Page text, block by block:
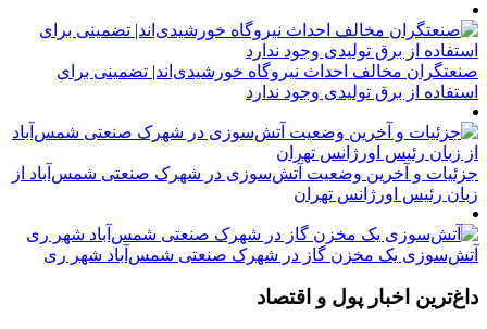
صنعتگران مخالف احداث نیروگاه خورشیدی‌اند| تضمینی برای
استفاده از برق تولیدی وجود ندارد
جزئیات و آخرین وضعیت آتش‌سوزی در شهرک صنعتی شمس‌آباد از
زبان رئیس اورژانس تهران
آتش‌سوزی یک مخزن گاز در شهرک صنعتی شمس‌آباد شهر ری
داغ‌ترین اخبار پول و اقتصاد